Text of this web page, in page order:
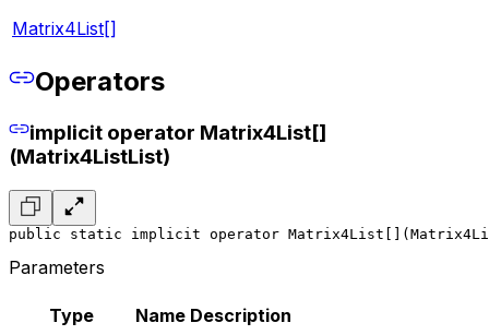
Matrix4List[]
Operators
implicit operator Matrix4List[]
(Matrix4ListList)
public static implicit operator
Parameters
Type Name Description